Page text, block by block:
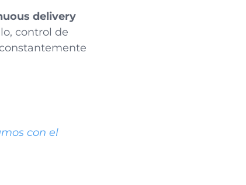
delivery
control de
con el